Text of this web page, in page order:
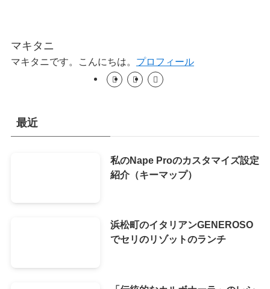
マキタニ
マキタニです。こんにちは。 プロフィール
最近
私のNape Proのカスタマイズ設定
紹介（キーマップ）
浜松町のイタリアンGENEROSO
でセリのリゾットのランチ